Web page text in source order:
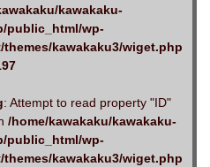
kawakaku-
public_html/wp-
kawakaku3/wiget.php
: Attempt to read property "ID"
/home/kawakaku/kawakaku-
public_html/wp-
kawakaku3/wiget.php